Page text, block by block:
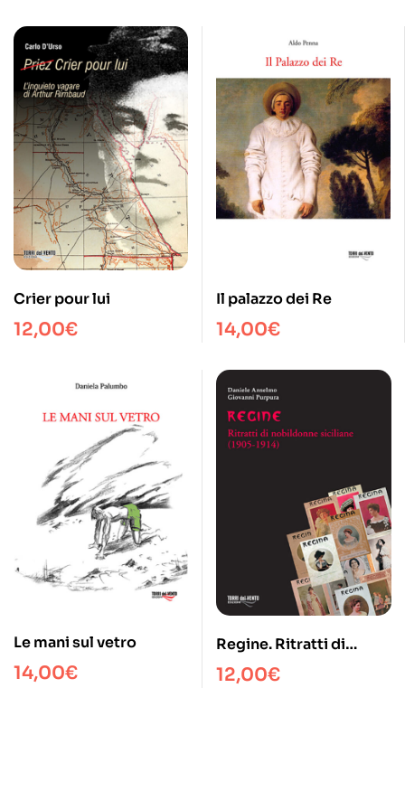
Crier pour lui
12,00€
Il palazzo dei Re
14,00€
Le mani sul vetro
14,00€
Regine. Ritratti di
nobildonne siciliane
(1905-1940)
12,00€